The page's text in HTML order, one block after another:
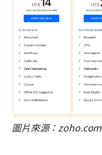
圖片來源：zoho.com